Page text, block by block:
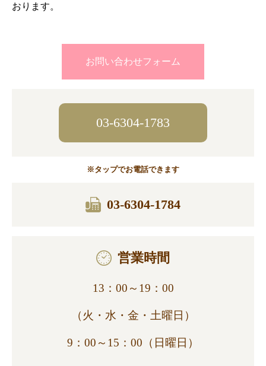
おります。
お問い合わせフォーム
03-6304-1783
※タップでお電話できます
03-6304-1784
営業時間
13：00～19：00
（火・水・金・土曜日）
9：00～15：00（日曜日）